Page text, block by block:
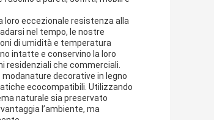
loro eccezionale resistenza alla
nel tempo, le nostre
di umidità e temperatura
intatte e conservino la loro
residenziali che commerciali.
decorative in legno
ecocompatibili. Utilizzando
naturale sia preservato
l’ambiente, ma